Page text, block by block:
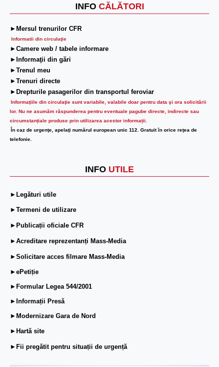
INFO CĂLĂTORI
►Mersul trenurilor CFR
Informatii din circulaţie
►Camere web / tabele informare
►Informaţii din gări
►Trenul meu
►Trenuri directe
►Drepturile pasagerilor din transportul feroviar
Informaţiile din circulaţie sunt variabile, valabile doar pentru data şi ora solicitării
lor. Nu ne asumăm răspunderea pentru eventuale pagube directe, indirecte sau
circumstanțiale produse prin utilizarea acestor informații.
În caz de urgenţe, apelaţi numărul european unic 112. Gratuit în orice reţea de
telefonie.
INFO UTILE
►Legături utile
►Termeni de utilizare
►Publicații oficiale CFR
►Acreditare reprezentanți Mass-Media
►Solicitare acces filmare Mass-Media
►ePetiție
►Formular Legea 544/2001
►Informații Presă
►Modernizare Gara de Nord
►Hartă site
►Fii pregătit pentru situații de urgență